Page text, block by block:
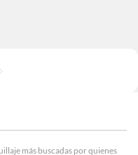
más buscadas por quienes